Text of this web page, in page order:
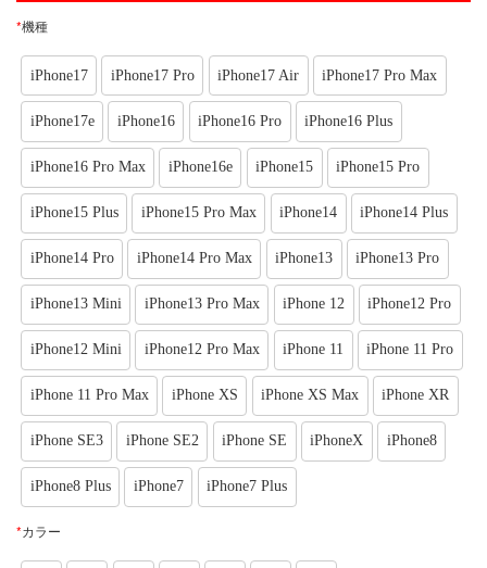
*機種
iPhone17 iPhone17 Pro iPhone17 Air iPhone17 Pro Max
iPhone17e iPhone16 iPhone16 Pro iPhone16 Plus
iPhone16 Pro Max iPhone16e iPhone15 iPhone15 Pro
iPhone15 Plus iPhone15 Pro Max iPhone14 iPhone14 Plus
iPhone14 Pro iPhone14 Pro Max iPhone13 iPhone13 Pro
iPhone13 Mini iPhone13 Pro Max iPhone 12 iPhone12 Pro
iPhone12 Mini iPhone12 Pro Max iPhone 11 iPhone 11 Pro
iPhone 11 Pro Max iPhone XS iPhone XS Max iPhone XR
iPhone SE3 iPhone SE2 iPhone SE iPhoneX iPhone8
iPhone8 Plus iPhone7 iPhone7 Plus
*カラー